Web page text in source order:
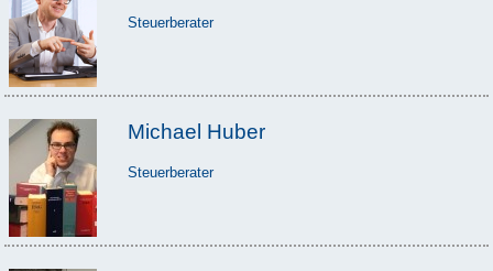
Steuerberater
Michael Huber
Steuerberater